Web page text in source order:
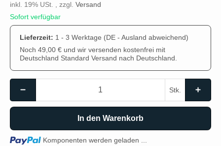
inkl. 19% USt. , zzgl. Versand
Sofort verfügbar
Lieferzeit: 1 - 3 Werktage (DE - Ausland abweichend)
Noch 49,00 € und wir versenden kostenfrei mit
Deutschland Standard Versand nach Deutschland.
Stk.
In den Warenkorb
Loading... Komponenten werden geladen ...